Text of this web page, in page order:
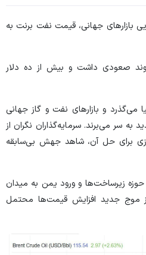
بازار‌های جهانی، قیمت نفت برنت به
صعودی داشت و بیش از ده دلار
می‌گذرد و بازار‌های نفت و گاز جهانی
سر می‌برند. سرمایه‌گذاران نگران از
برای حل آن، شاهد جهش بی‌سابقه
زیرساخت‌ها و ورود یمن به میدان
موج جدید افزایش قیمت‌ها محتمل